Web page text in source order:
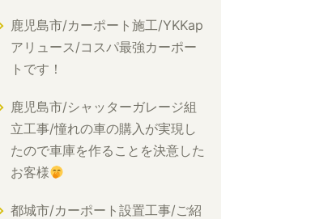
鹿児島市/カーポート施工/YKKap
アリュース/コスパ最強カーポー
トです！
鹿児島市/シャッターガレージ組
立工事/憧れの車の購入が実現し
たので車庫を作ることを決意した
お客様
都城市/カーポート設置工事/ご紹